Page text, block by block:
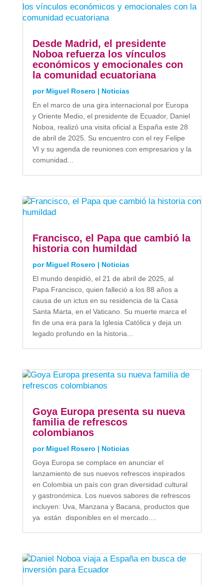
Desde Madrid, el presidente
Noboa refuerza los vínculos
económicos y emocionales con
la comunidad ecuatoriana
por Miguel Rosero | Noticias
En el marco de una gira internacional por Europa
y Oriente Medio, el presidente de Ecuador, Daniel
Noboa, realizó una visita oficial a España este 28
de abril de 2025. Su encuentro con el rey Felipe
VI y su agenda de reuniones con empresarios y la
comunidad...
Francisco, el Papa que cambió la
historia con humildad
por Miguel Rosero | Noticias
El mundo despidió, el 21 de abril de 2025, al
Papa Francisco, quien falleció a los 88 años a
causa de un ictus en su residencia de la Casa
Santa Marta, en el Vaticano. Su muerte marca el
fin de una era para la Iglesia Católica y deja un
legado profundo en la historia...
Goya Europa presenta su nueva
familia de refrescos
colombianos
por Miguel Rosero | Noticias
Goya Europa se complace en anunciar el
lanzamiento de sus nuevos refrescos inspirados
en Colombia un país con gran diversidad cultural
y gastronómica. Los nuevos sabores de refrescos
incluyen: Uva, Manzana y Bacana, productos que
ya están disponibles en el mercado....